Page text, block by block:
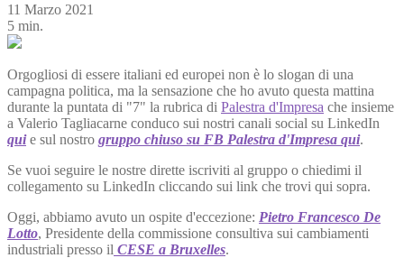
11 Marzo 2021
5 min.
Orgogliosi di essere italiani ed europei non è lo slogan di una
campagna politica, ma la sensazione che ho avuto questa mattina
durante la puntata di "7" la rubrica di Palestra d'Impresa che insieme
a Valerio Tagliacarne conduco sui nostri canali social su LinkedIn
quie sul nostro gruppo chiuso su FB Palestra d'Impresa qui.
Se vuoi seguire le nostre dirette iscriviti al gruppo o chiedimi il
collegamento su LinkedIn cliccando sui link che trovi qui sopra.
Oggi, abbiamo avuto un ospite d'eccezione: Pietro Francesco De
Lotto, Presidente della commissione consultiva sui cambiamenti
industriali presso il CESE a Bruxelles.